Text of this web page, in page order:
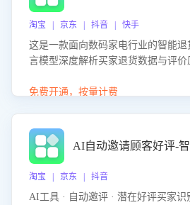
淘宝 | 京东 | 抖音 | 快手
这是一款面向数码家电行业的智能
言模型深度解析买家退货数据与评
改进建议，通过挖掘用户痛点驱动产
免费开通，按量计费
AI自动邀请顾客好评-
淘宝 | 京东 | 抖音
AI工具 · 自动邀评 · 潜在好评买家识